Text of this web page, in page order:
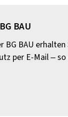
BAU
BAU
per E-Mail –